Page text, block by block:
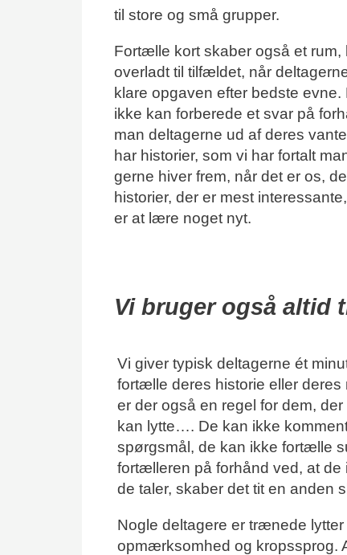
til store og små grupper.
Fortælle kort skaber også et rum,
overladt til tilfældet, når
klare opgaven efter bedste
ikke kan forberede et svar på
man deltagerne ud af deres
har historier, som vi har fortalt
gerne hiver frem, når det er os,
historier, der er mest
er at lære noget nyt.
Vi bruger også altid
Vi giver typisk deltagerne ét
fortælle deres historie eller deres
er der også en regel for dem,
kan lytte…. De kan ikke
spørgsmål, de kan ikke fortælle
fortælleren på forhånd ved, at de
de taler, skaber det tit en anden
Nogle deltagere er trænede
opmærksomhed og kropssprog.